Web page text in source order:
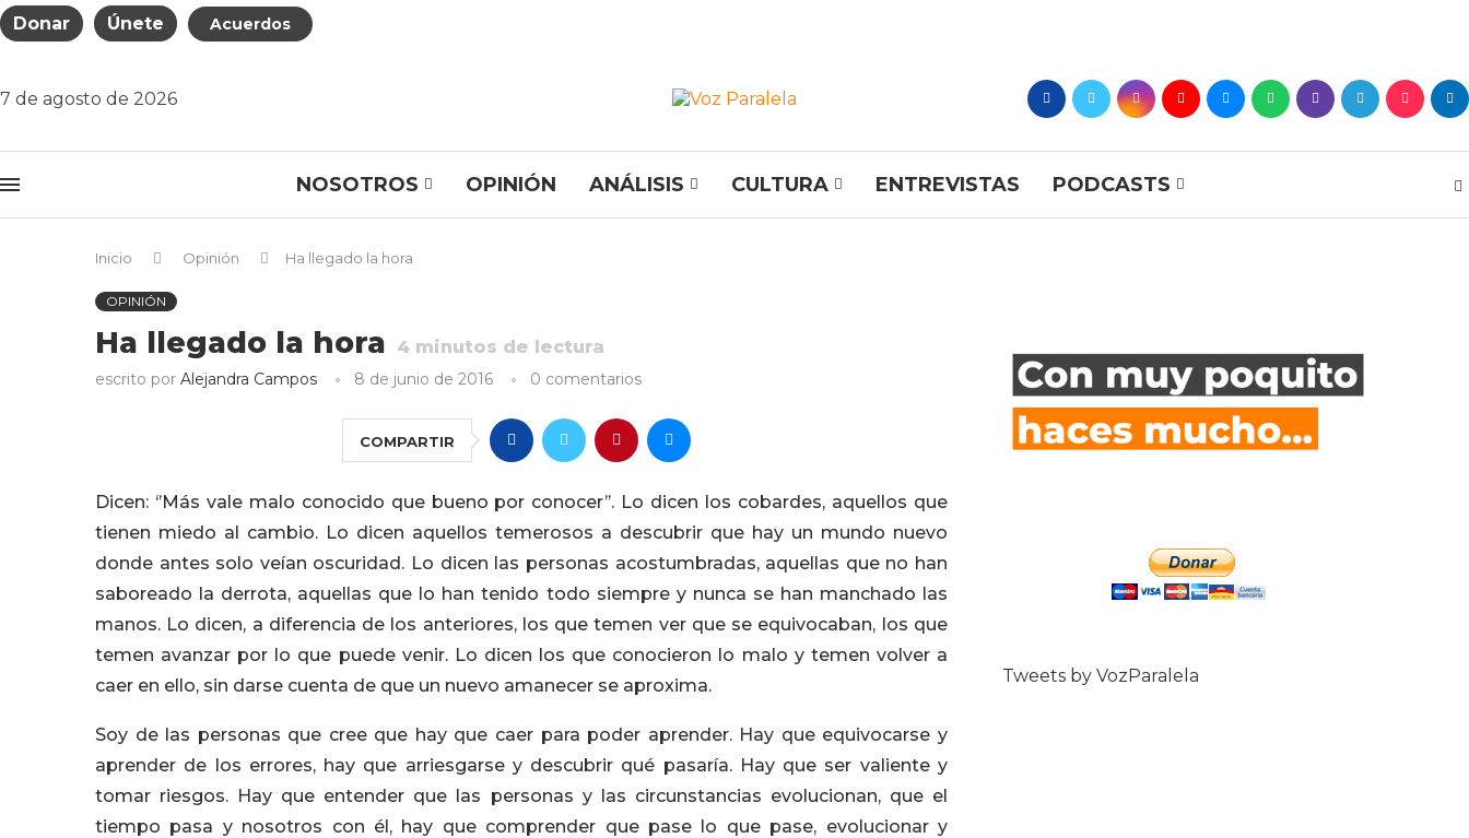
Donar Únete Acuerdos
7 de agosto de 2026
NOSOTROS OPINIÓN ANÁLISIS CULTURA ENTREVISTAS PODCASTS
Inicio Opinión Ha llegado la hora
OPINIÓN
Ha llegado la hora 4 minutos de lectura
escrito por Alejandra Campos 8 de junio de 2016 0 comentarios
COMPARTIR
Dicen: ‘’Más vale malo conocido que bueno por conocer’’. Lo dicen los cobardes, aquellos que
tienen miedo al cambio. Lo dicen aquellos temerosos a descubrir que hay un mundo nuevo
donde antes solo veían oscuridad. Lo dicen las personas acostumbradas, aquellas que no han
saboreado la derrota, aquellas que lo han tenido todo siempre y nunca se han manchado las
manos. Lo dicen, a diferencia de los anteriores, los que temen ver que se equivocaban, los que
temen avanzar por lo que puede venir. Lo dicen los que conocieron lo malo y temen volver a
caer en ello, sin darse cuenta de que un nuevo amanecer se aproxima.
Soy de las personas que cree que hay que caer para poder aprender. Hay que equivocarse y
aprender de los errores, hay que arriesgarse y descubrir qué pasaría. Hay que ser valiente y
tomar riesgos. Hay que entender que las personas y las circunstancias evolucionan, que el
tiempo pasa y nosotros con él, hay que comprender que pase lo que pase, evolucionar y
Tweets by VozParalela